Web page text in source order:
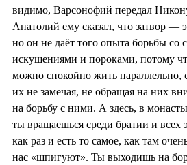
видимо, Варсонофий передал
Анатолий ему сказал, что затвор —
но он не даёт того опыта борьбы со
искушениями и пороками, потому
можно спокойно жить параллельно,
их не замечая, не обращая на них
на борьбу с ними. А здесь, в
ты вращаешься среди братии и
как раз и есть то самое, как там
нас «шпигуют». Ты выходишь на